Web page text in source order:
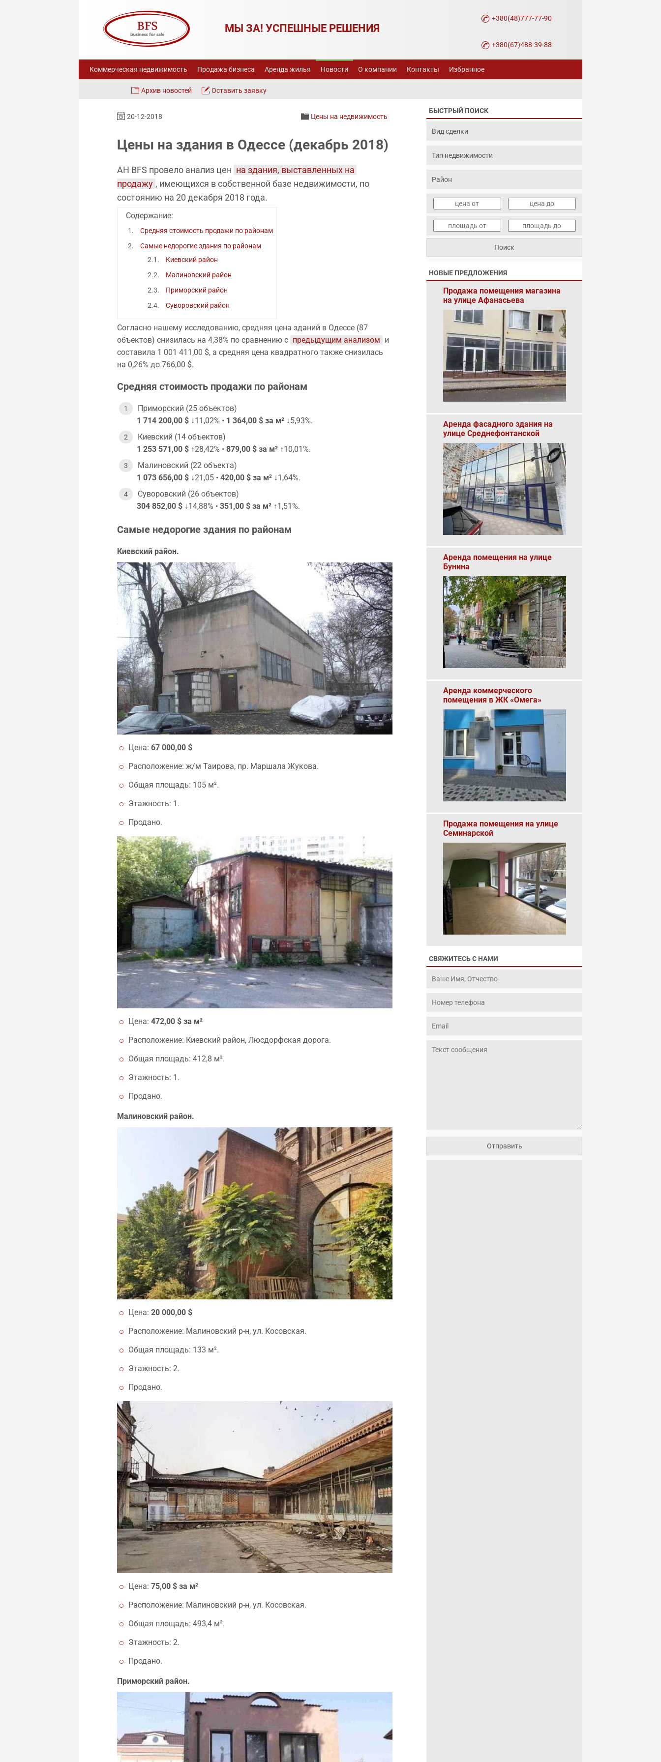
+380(48)777-77-90
+380(67)488-39-88
МЫ ЗА! УСПЕШНЫЕ РЕШЕНИЯ
Коммерческая недвижимость Продажа бизнеса Аренда жилья Новости О компании Контакты Избранное
Архив новостей Оставить заявку
20-12-2018 Цены на недвижимость
Цены на здания в Одессе (декабрь 2018)
АН BFS провело анализ цен на здания, выставленных на
продажу , имеющихся в собственной базе недвижимости, по
состоянию на 20 декабря 2018 года.
Содержание:
Средняя стоимость продажи по районам
Самые недорогие здания по районам
Киевский район
Малиновский район
Приморский район
Суворовский район
Согласно нашему исследованию, средняя цена зданий в Одессе (87
объектов) снизилась на 4,38% по сравнению с предыдущим анализом и
составила 1 001 411,00 $, а средняя цена квадратного также снизилась
на 0,26% до 766,00 $.
Средняя стоимость продажи по районам
Приморский (25 объектов)
1 714 200,00 $↓11,02% • 1 364,00 $ за м²↓5,93%.
Киевский (14 объектов)
1 253 571,00 $↑28,42% • 879,00 $ за м²↑10,01%.
Малиновский (22 объекта)
1 073 656,00 $↓21,05 • 420,00 $ за м²↓1,64%.
Суворовский (26 объектов)
304 852,00 $↓14,88% • 351,00 $ за м²↑1,51%.
Самые недорогие здания по районам
Киевский район.
Цена: 67 000,00 $
Расположение: ж/м Таирова, пр. Маршала Жукова.
Общая площадь: 105 м².
Этажность: 1.
Продано.
Цена: 472,00 $ за м²
Расположение: Киевский район, Люсдорфская дорога.
Общая площадь: 412,8 м².
Этажность: 1.
Продано.
Малиновский район.
Цена: 20 000,00 $
Расположение: Малиновский р-н, ул. Косовская.
Общая площадь: 133 м².
Этажность: 2.
Продано.
Цена: 75,00 $ за м²
Расположение: Малиновский р-н, ул. Косовская.
Общая площадь: 493,4 м².
Этажность: 2.
Продано.
Приморский район.
БЫСТРЫЙ ПОИСК
НОВЫЕ ПРЕДЛОЖЕНИЯ
Продажа помещения магазина
на улице Афанасьева
Аренда фасадного здания на
улице Среднефонтанской
Аренда помещения на улице
Бунина
Аренда коммерческого
помещения в ЖК «Омега»
Продажа помещения на улице
Семинарской
СВЯЖИТЕСЬ С НАМИ